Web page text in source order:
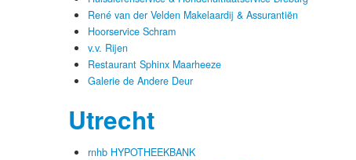
René van der Velden Makelaardij & Assurantiën
Hoorservice Schram
v.v. Rijen
Restaurant Sphinx Maarheeze
Galerie de Andere Deur
Utrecht
rnhb HYPOTHEEKBANK